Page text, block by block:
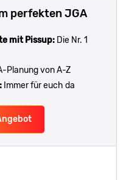
perfekten JGA
mit Pissup: Die Nr. 1
Planung von A-Z
Immer für euch da